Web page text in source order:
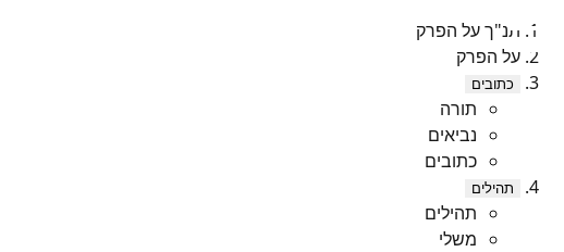
תנ"ך על הפרק
על הפרק
כתובים
תורה
נביאים
כתובים
תהילים
תהילים
משלי